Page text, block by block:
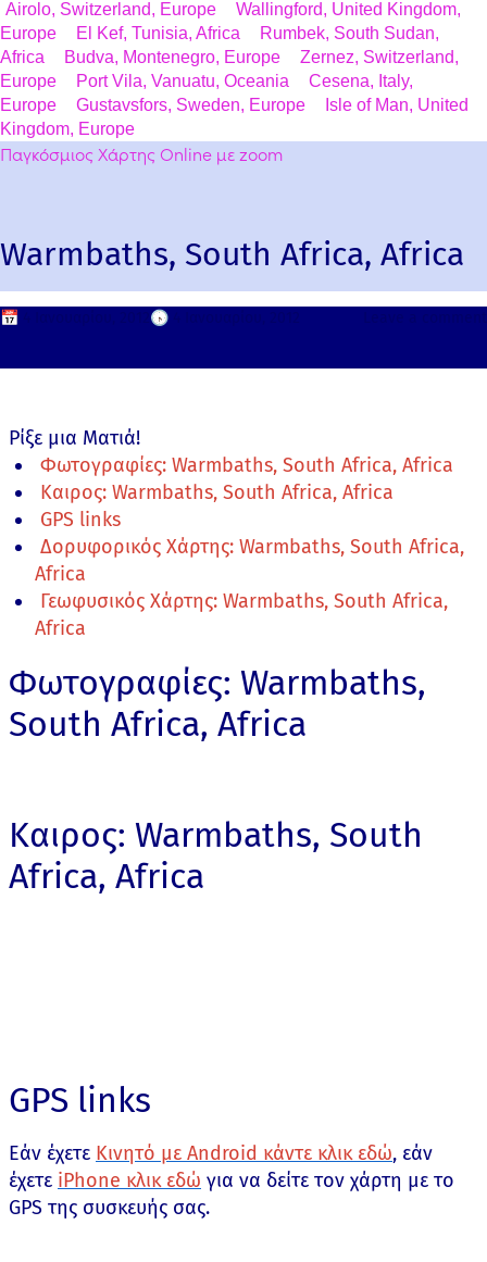
Airolo, Switzerland, Europe
Wallingford, United Kingdom,
Europe
El Kef, Tunisia, Africa
Rumbek, South Sudan,
Africa
Budva, Montenegro, Europe
Zernez, Switzerland,
Europe
Port Vila, Vanuatu, Oceania
Cesena, Italy,
Europe
Gustavsfors, Sweden, Europe
Isle of Man, United
Kingdom, Europe
Παγκόσμιος Χάρτης Online με zoom
Warmbaths, South Africa, Africa
📅 🕟
Ρίξε μια Ματιά!
Φωτογραφίες: Warmbaths, South Africa, Africa
Καιρος: Warmbaths, South Africa, Africa
GPS links
Δορυφορικός Χάρτης: Warmbaths, South Africa,
Africa
Γεωφυσικός Χάρτης: Warmbaths, South Africa,
Africa
Φωτογραφίες: Warmbaths,
South Africa, Africa
Καιρος: Warmbaths, South
Africa, Africa
GPS links
Εάν έχετε Κινητό με Android κάντε κλικ εδώ, εάν
έχετε iPhone κλικ εδώ για να δείτε τον χάρτη με το
GPS της συσκευής σας.